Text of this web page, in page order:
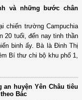
và những bước chân
chiến trường Campuchia
20 tuổi, đến nay tinh thần
binh ấy. Bà là Đinh Thị
Bí thư chi bộ khu phố 1,
huyện Yên Châu tiêu
Bác